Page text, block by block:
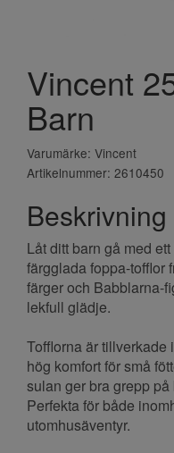
Vincent
Barn
Varumärke: Vincent
Artikelnummer: 2610450
Beskrivning
Låt ditt barn gå med
färgglada foppa-tofflor
färger och Babblarna-
lekfull glädje.
Tofflorna är tillverkade
hög komfort för små
sulan ger bra grepp
Perfekta för både
utomhusäventyr.